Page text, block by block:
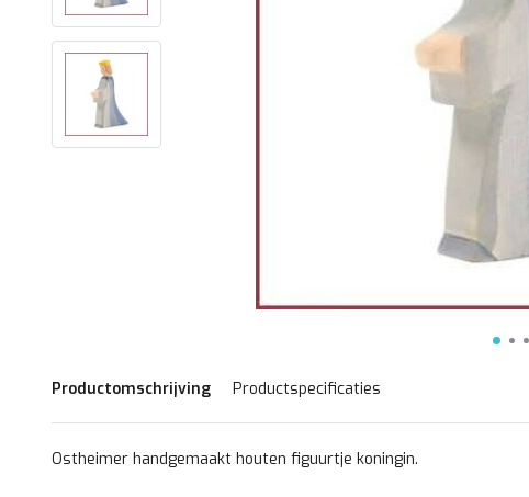
Productomschrijving Productspecificaties
Ostheimer handgemaakt houten figuurtje koningin.